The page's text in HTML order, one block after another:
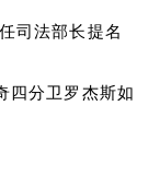
司法部长提名
四分卫罗杰斯如